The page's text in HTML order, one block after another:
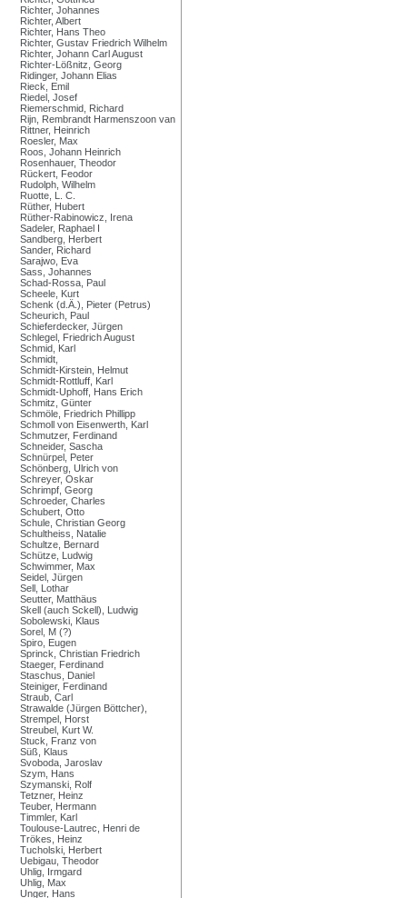
Richter, Johannes
Richter, Albert
Richter, Hans Theo
Richter, Gustav Friedrich Wilhelm
Richter, Johann Carl August
Richter-Lößnitz, Georg
Ridinger, Johann Elias
Rieck, Emil
Riedel, Josef
Riemerschmid, Richard
Rijn, Rembrandt Harmenszoon van
Rittner, Heinrich
Roesler, Max
Roos, Johann Heinrich
Rosenhauer, Theodor
Rückert, Feodor
Rudolph, Wilhelm
Ruotte, L. C.
Rüther, Hubert
Rüther-Rabinowicz, Irena
Sadeler, Raphael I
Sandberg, Herbert
Sander, Richard
Sarajwo, Eva
Sass, Johannes
Schad-Rossa, Paul
Scheele, Kurt
Schenk (d.Ä.), Pieter (Petrus)
Scheurich, Paul
Schieferdecker, Jürgen
Schlegel, Friedrich August
Schmid, Karl
Schmidt,
Schmidt-Kirstein, Helmut
Schmidt-Rottluff, Karl
Schmidt-Uphoff, Hans Erich
Schmitz, Günter
Schmöle, Friedrich Phillipp
Schmoll von Eisenwerth, Karl
Schmutzer, Ferdinand
Schneider, Sascha
Schnürpel, Peter
Schönberg, Ulrich von
Schreyer, Oskar
Schrimpf, Georg
Schroeder, Charles
Schubert, Otto
Schule, Christian Georg
Schultheiss, Natalie
Schultze, Bernard
Schütze, Ludwig
Schwimmer, Max
Seidel, Jürgen
Sell, Lothar
Seutter, Matthäus
Skell (auch Sckell), Ludwig
Sobolewski, Klaus
Sorel, M (?)
Spiro, Eugen
Sprinck, Christian Friedrich
Staeger, Ferdinand
Staschus, Daniel
Steiniger, Ferdinand
Straub, Carl
Strawalde (Jürgen Böttcher),
Strempel, Horst
Streubel, Kurt W.
Stuck, Franz von
Süß, Klaus
Svoboda, Jaroslav
Szym, Hans
Szymanski, Rolf
Tetzner, Heinz
Teuber, Hermann
Timmler, Karl
Toulouse-Lautrec, Henri de
Trökes, Heinz
Tucholski, Herbert
Uebigau, Theodor
Uhlig, Irmgard
Uhlig, Max
Unger, Hans